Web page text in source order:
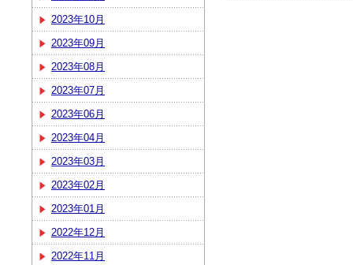
2023年10月
2023年09月
2023年08月
2023年07月
2023年06月
2023年04月
2023年03月
2023年02月
2023年01月
2022年12月
2022年11月